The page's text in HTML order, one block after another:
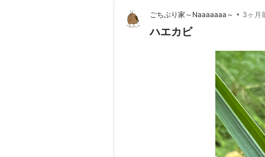
ごちぶり家～Naaaaaaa～ • 3ヶ月
ハエカビ